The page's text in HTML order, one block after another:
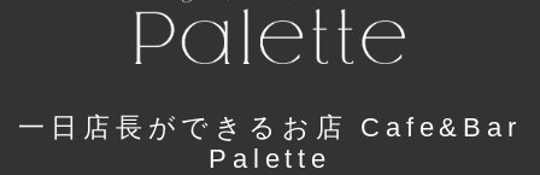
一日店長ができるお店 Cafe&Bar
Palette